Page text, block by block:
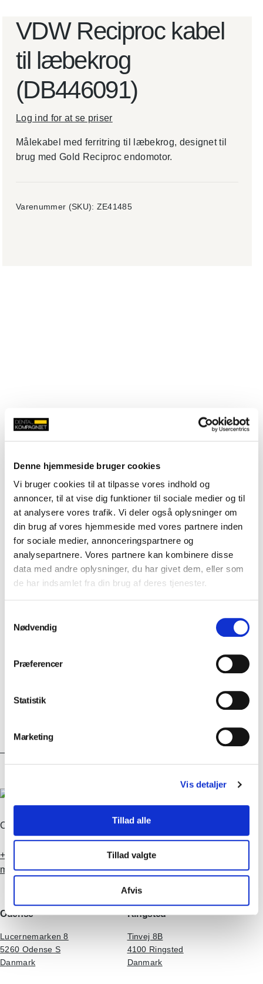
Denne hjemmeside bruger cookies
Vi bruger cookies til at tilpasse vores indhold og
annoncer, til at vise dig funktioner til sociale medier og til
at analysere vores trafik. Vi deler også oplysninger om
din brug af vores hjemmeside med vores partnere inden
for sociale medier, annonceringspartnere og
analysepartnere. Vores partnere kan kombinere disse
data med andre oplysninger, du har givet dem, eller som
de har indsamlet fra din brug af deres tjenester.
Nødvendig
Præferencer
Statistik
Marketing
Vis detaljer
Tillad alle
Tillad valgte
Afvis
VDW Reciproc kabel
til læbekrog
(DB446091)
Log ind for at se priser
Målekabel med ferritring til læbekrog, designet til
brug med Gold Reciproc endomotor.
Varenummer (SKU): ZE41485
Installation og service
Klinikindretning
CVR-nr. 35979646
+45 70 70 77 70
mail@dentalkompagniet.dk
Odense
Lucernemarken 8
5260 Odense S
Danmark
Ringsted
Tinvej 8B
4100 Ringsted
Danmark
vedligeholdelse
og pleje af
instrumenter.
Instrument
ernes
forlænges
Olieforbrug
reduceres
Tid brugt